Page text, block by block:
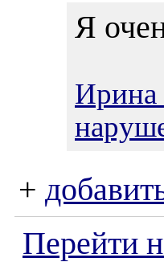
Я
Ирина
+
Перейти